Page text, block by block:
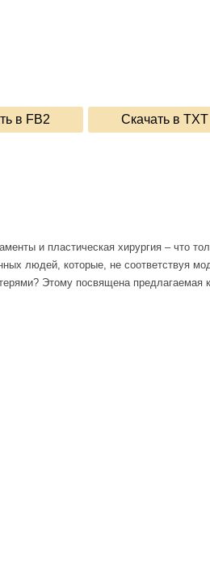
в FB2 Скачать в TXT
и пластическая хирургия – что
людей, которые, не соответствуя
Этому посвящена предлагаемая